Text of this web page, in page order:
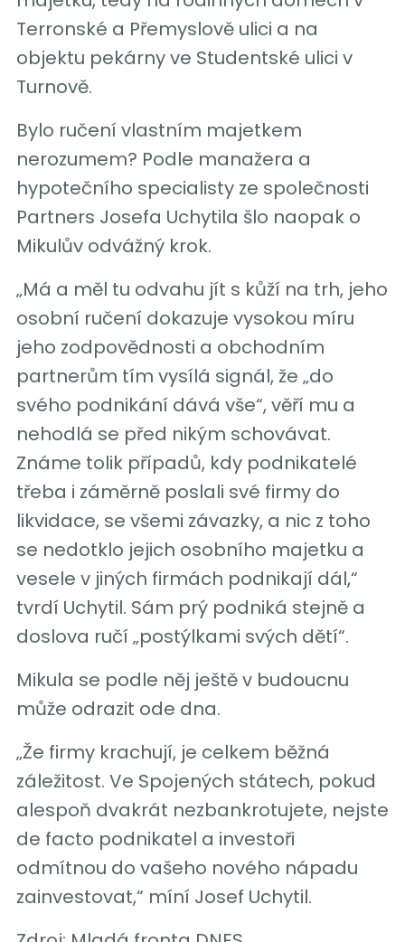
Terronské a Přemyslově ulici a na
objektu pekárny ve Studentské ulici v
Turnově.
Bylo ručení vlastním majetkem
nerozumem? Podle manažera a
hypotečního specialisty ze společnosti
Partners Josefa Uchytila šlo naopak o
Mikulův odvážný krok.
„Má a měl tu odvahu jít s kůží na trh, jeho
osobní ručení dokazuje vysokou míru
jeho zodpovědnosti a obchodním
partnerům tím vysílá signál, že „do
svého podnikání dává vše“, věří mu a
nehodlá se před nikým schovávat.
Známe tolik případů, kdy podnikatelé
třeba i záměrně poslali své firmy do
likvidace, se všemi závazky, a nic z toho
se nedotklo jejich osobního majetku a
vesele v jiných firmách podnikají dál,“
tvrdí Uchytil. Sám prý podniká stejně a
doslova ručí „postýlkami svých dětí“.
Mikula se podle něj ještě v budoucnu
může odrazit ode dna.
„Že firmy krachují, je celkem běžná
záležitost. Ve Spojených státech, pokud
alespoň dvakrát nezbankrotujete, nejste
de facto podnikatel a investoři
odmítnou do vašeho nového nápadu
zainvestovat,“ míní Josef Uchytil.